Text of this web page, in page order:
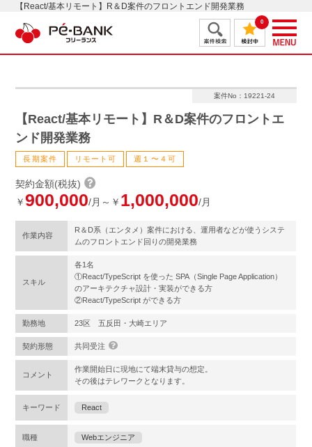
【React/基本リモート】R＆D案件のフロントエンド開発業務
0
案件No：19221-24
【React/基本リモート】R＆D案件のフロントエ
ンド開発業務
長期案件 リモート可 週１〜４可
契約金額(税抜)
￥900,000/月～￥ 1,000,000/月
作業内容
R＆D系（エンタメ）案件における、運用者などが使うシステ
ムのフロントエンド回りの開発業務
スキル
各1名
①React/TypeScript を使った SPA（Single Page Application）
のアーキテクチャ設計・実装ができる方
②React/TypeScript ができる方
勤務地 23区 五反田・大崎エリア
契約形態 共同受注
コメント
作業開始日に現地にて端末貸与の想定。
その後はテレワークとなります。
キーワード React
職種 Webエンジニア